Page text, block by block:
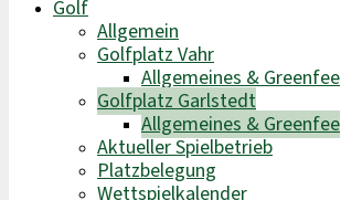
Golf
Allgemein
Golfplatz Vahr
Allgemeines & Greenfee
Golfplatz Garlstedt
Allgemeines & Greenfee
Aktueller Spielbetrieb
Platzbelegung
Wettspielkalender